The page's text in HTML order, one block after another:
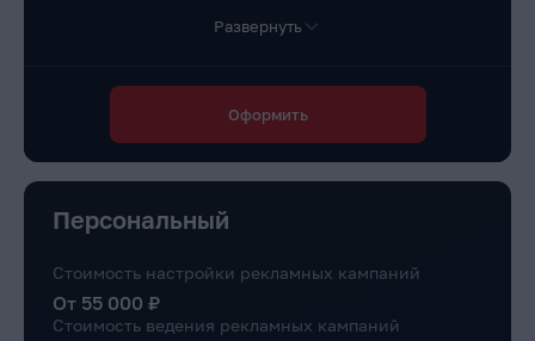
Коллтрекинг в подарок
Повышение конверсии сайта
Через рекомендации
Доступ в личный
кабинет клиента
Маркировка рекламы
Развернуть
Оформить
Персональный
Стоимость настройки рекламных кампаний
От 55 000 ₽
Стоимость ведения рекламных кампаний